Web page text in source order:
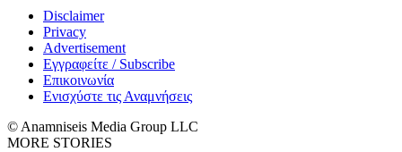
Disclaimer
Privacy
Advertisement
Εγγραφείτε / Subscribe
Επικοινωνία
Ενισχύστε τις Αναμνήσεις
© Anamniseis Media Group LLC
MORE STORIES